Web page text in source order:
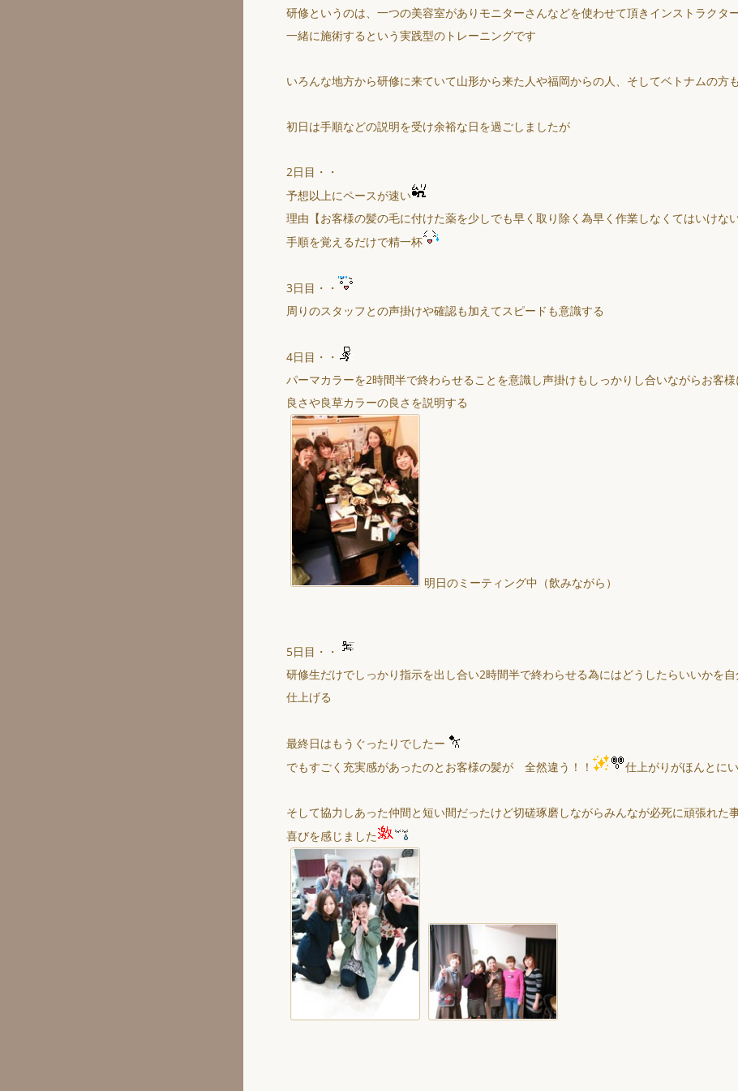
研修というのは、一つの美容室がありモニターさんなどを使わせて頂きインストラクタ
一緒に施術するという実践型のトレーニングです
いろんな地方から研修に来ていて山形から来た人や福岡からの人、そしてベトナムの方
初日は手順などの説明を受け余裕な日を過ごしましたが
2日目・・
予想以上にペースが速い
理由【お客様の髪の毛に付けた薬を少しでも早く取り除く為早く作業しなくてはいけない
手順を覚えるだけで精一杯
3日目・・
周りのスタッフとの声掛けや確認も加えてスピードも意識する
4日目・・
パーマカラーを2時間半で終わらせることを意識し声掛けもしっかりし合いながらお客
良さや良草カラーの良さを説明する
明日のミーティング中（飲みながら）
5日目・・
研修生だけでしっかり指示を出し合い2時間半で終わらせる為にはどうしたらいいかを自
仕上げる
最終日はもうぐったりでしたー
でもすごく充実感があったのとお客様の髪が 全然違う！！
仕上がりがほんとに
そして協力しあった仲間と短い間だったけど切磋琢磨しながらみんなが必死に頑張れた
喜びを感じました